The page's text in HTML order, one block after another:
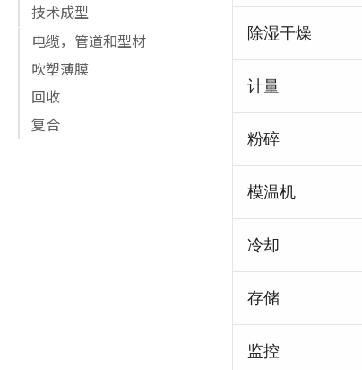
除湿干燥
计量
粉碎
模温机
冷却
存储
监控
技术成型
电缆，管道和型材
吹塑薄膜
回收
复合